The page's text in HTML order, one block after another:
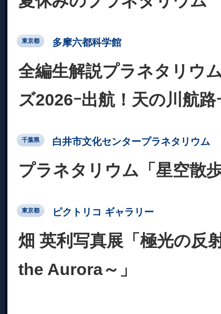
東京都 多摩六都科学館
全編生解説プラネタリウ
ズ2026ｰ出航！天の川航路
千葉県 白井市文化センタープラネタリウム
プラネタリウム「星空散
東京都 ピクトリコ ギャラリー
畑 英利写真展「極光の反
the Aurora～」